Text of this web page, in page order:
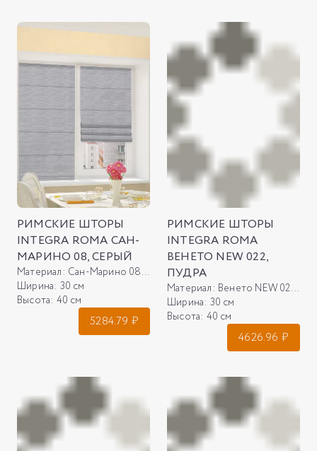
РИМСКИЕ ШТОРЫ
INTEGRA ROMA САН-
МАРИНО 08, СЕРЫЙ
Материал: Сан-Марино 08, серый
Ширина: 30 см
Высота: 40 см
5284.79 ₽
РИМСКИЕ ШТОРЫ
INTEGRA ROMA
ВЕНЕТО NEW 022,
ПУДРА
Материал: Венето NEW 022, пудра
Ширина: 30 см
Высота: 40 см
4626.96 ₽